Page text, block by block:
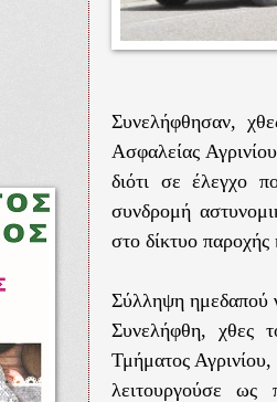
Συνελήφθησαν,
Ασφαλείας
διότι σε έλεγχο
συνδρομή
στο δίκτυο παροχής
Σύλληψη ημεδαπού
Συνελήφθη, χθες
Τμήματος Αγρινίου,
λειτουργούσε ως